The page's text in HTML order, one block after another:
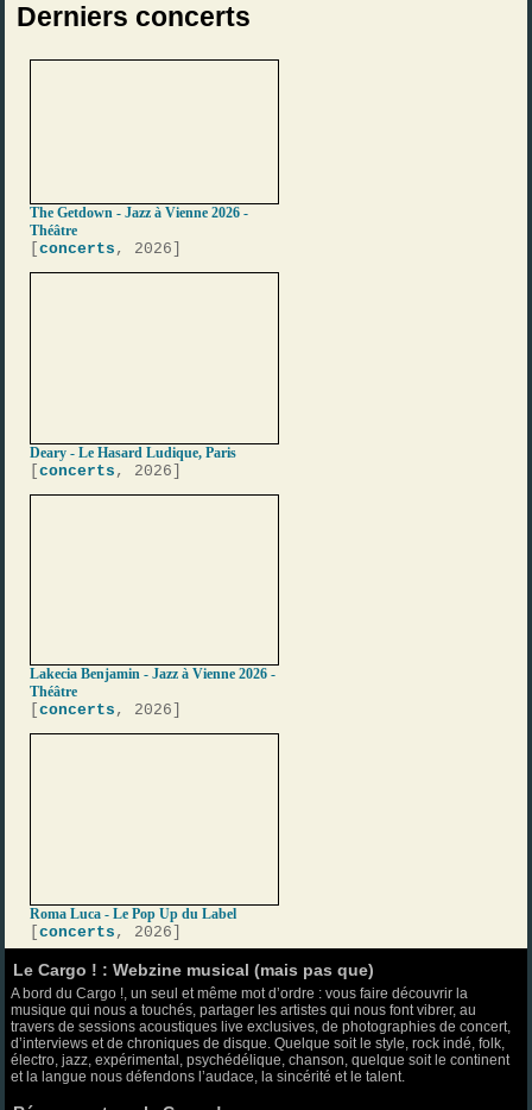
Derniers concerts
The Getdown - Jazz à Vienne 2026 -
Théâtre
[concerts , 2026]
Deary - Le Hasard Ludique, Paris
[concerts , 2026]
Lakecia Benjamin - Jazz à Vienne 2026 -
Théâtre
[concerts , 2026]
Roma Luca - Le Pop Up du Label
[concerts , 2026]
Le Cargo ! : Webzine musical (mais pas que)
A bord du Cargo !, un seul et même mot d’ordre : vous faire découvrir la
musique qui nous a touchés, partager les artistes qui nous font vibrer, au
travers de sessions acoustiques live exclusives, de photographies de concert,
d’interviews et de chroniques de disque. Quelque soit le style, rock indé, folk,
électro, jazz, expérimental, psychédélique, chanson, quelque soit le continent
et la langue nous défendons l’audace, la sincérité et le talent.